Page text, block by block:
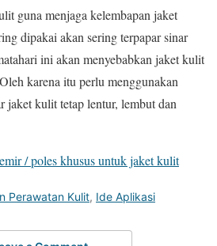
guna menjaga kelembapan jaket
dipakai akan sering terpapar sinar
ini akan menyebabkan jaket kulit
karena itu perlu menggunakan
jaket kulit tetap lentur, lembut dan
/ poles khusus untuk jaket kulit
Perawatan Kulit, Ide Aplikasi